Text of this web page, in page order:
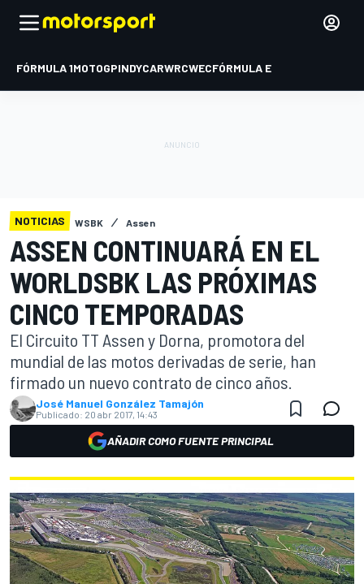
FÓRMULA 1MOTOGPINDYCARWRCWECFÓRMULA E
NOTICIAS WSBK Assen
ASSEN CONTINUARÁ EN EL
WORLDSBK LAS PRÓXIMAS
CINCO TEMPORADAS
El Circuito TT Assen y Dorna, promotora del
mundial de las motos derivadas de serie, han
firmado un nuevo contrato de cinco años.
José Manuel González Tamajón
Publicado: 20 abr 2017, 14:43
AÑADIR COMO FUENTE PRINCIPAL